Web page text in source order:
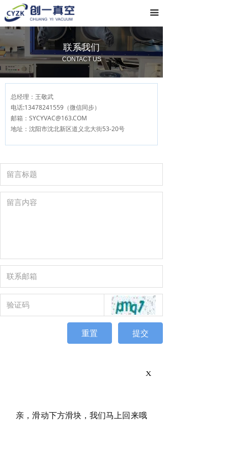
끀
首页
关于我们
产品系列
常见问题
联系我们
总经理：王敬武
电话:13478241559（微信同步）
邮箱：SYCYVAC@163.COM
地址：沈阳市沈北新区道义北大街53-20号
提交
重置
联系我们
CONTACT US